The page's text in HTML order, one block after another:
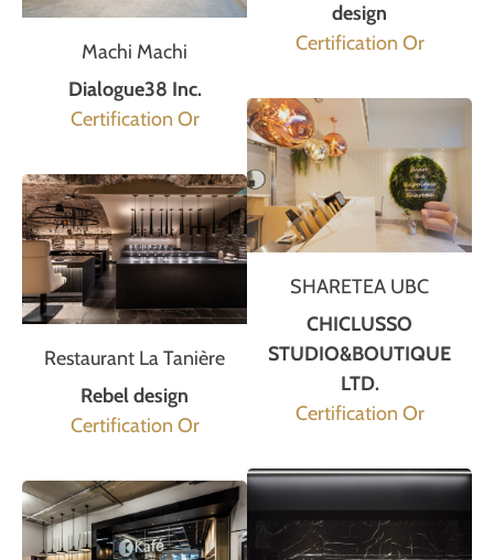
Machi Machi
Dialogue38 Inc.
Certification Or
Restaurant La Tanière
Rebel design
Certification Or
design
Certification Or
SHARETEA UBC
CHICLUSSO
STUDIO&BOUTIQUE
LTD.
Certification Or